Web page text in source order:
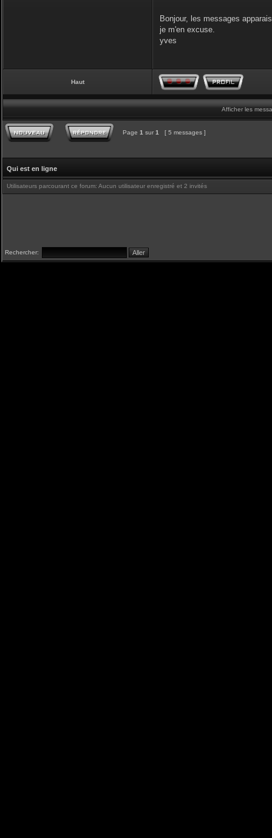
Bonjour, les messages
je m'en excuse.
yves
Haut
Afficher les
Page 1 sur 1 [ 5 messages ]
Qui est en ligne
Utilisateurs parcourant ce forum: Aucun utilisateur enregistré et 2 invités
Rechercher: